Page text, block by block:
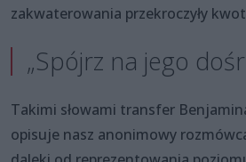
zakwaterowania przekroczyły
„Spójrz na jego
Takimi słowami transfer
opisuje nasz anonimowy